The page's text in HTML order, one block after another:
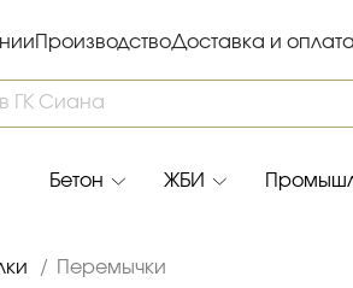
ПроизводствоДоставка и оплата
Бетон ЖБИ
/ Перемычки